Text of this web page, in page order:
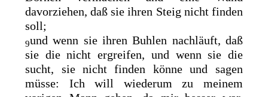
davorziehen, daß sie ihren Steig nicht finden
soll;
9und wenn sie ihren Buhlen nachläuft, daß
sie die nicht ergreifen, und wenn sie die
sucht, sie nicht finden könne und sagen
müsse: Ich will wiederum zu meinem